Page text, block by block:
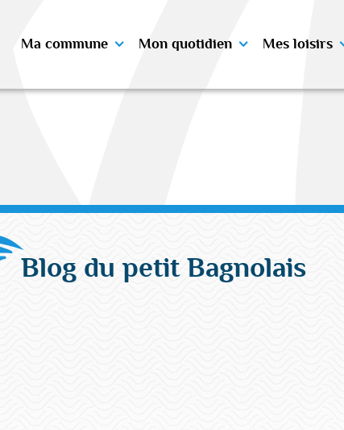
Ma commune Mon quotidien Mes loisirs
Blog du petit Bagnolais